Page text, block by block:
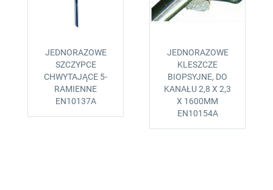
JEDNORAZOWE
SZCZYPCE
CHWYTAJĄCE 5-
RAMIENNE
EN10137A
JEDNORAZOWE
KLESZCZE
BIOPSYJNE, DO
KANAŁU 2,8 X 2,3
X 1600MM
EN10154A